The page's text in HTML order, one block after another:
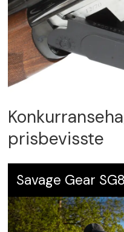
prisbevisste
Savage Gear